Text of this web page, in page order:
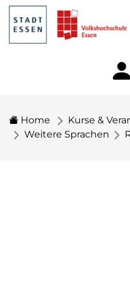
Home Kurse &
Weitere Sprachen